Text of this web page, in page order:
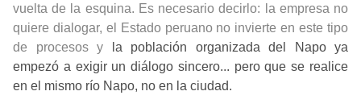
vuelta de la esquina. Es necesario decirlo: la empresa no
quiere dialogar, el Estado peruano no invierte en este tipo
de procesos y
la población organizada del Napo ya
empezó a exigir un diálogo sincero... pero que se realice
en el mismo río Napo, no en la ciudad.